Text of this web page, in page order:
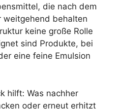
die nach dem
weitgehend behalten
keine große Rolle
sind Produkte, bei
eine feine Emulsion
hilft: Was nachher
oder erneut erhitzt